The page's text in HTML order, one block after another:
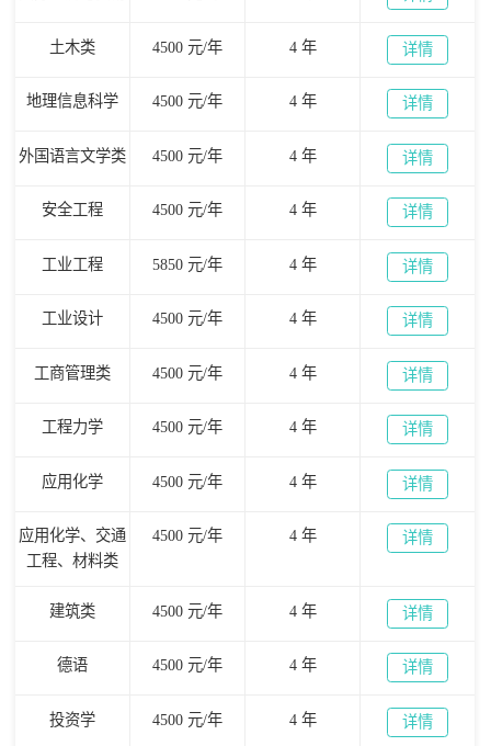
土木类 4500 元/年 4 年 详情
地理信息科学 4500 元/年 4 年 详情
外国语言文学类 4500 元/年 4 年 详情
安全工程 4500 元/年 4 年 详情
工业工程 5850 元/年 4 年 详情
工业设计 4500 元/年 4 年 详情
工商管理类 4500 元/年 4 年 详情
工程力学 4500 元/年 4 年 详情
应用化学 4500 元/年 4 年 详情
应用化学、交通
工程、材料类
4500 元/年 4 年 详情
建筑类 4500 元/年 4 年 详情
德语 4500 元/年 4 年 详情
投资学 4500 元/年 4 年 详情